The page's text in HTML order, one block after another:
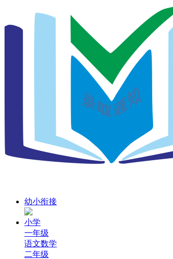
幼小衔接
小学
一年级
语文数学
二年级